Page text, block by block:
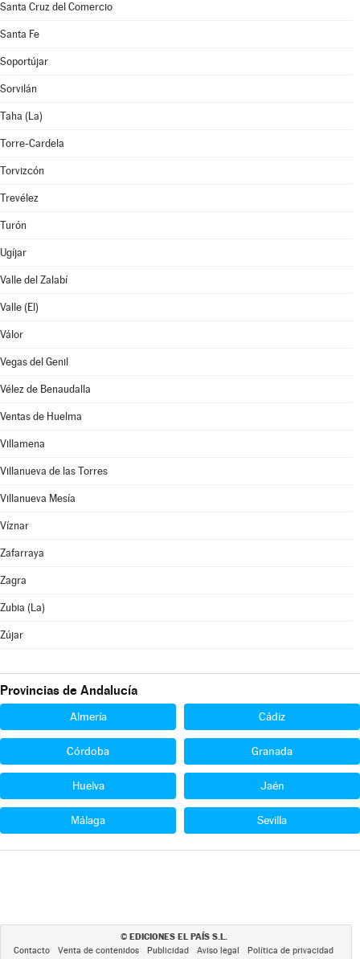
Santa Cruz del Comercio
Santa Fe
Soportújar
Sorvilán
Taha (La)
Torre-Cardela
Torvizcón
Trevélez
Turón
Ugíjar
Valle del Zalabí
Valle (El)
Válor
Vegas del Genil
Vélez de Benaudalla
Ventas de Huelma
Villamena
Villanueva de las Torres
Villanueva Mesía
Víznar
Zafarraya
Zagra
Zubia (La)
Zújar
Provincias de Andalucía
Almería Cádiz
Córdoba Granada
Huelva Jaén
Málaga Sevilla
© EDICIONES EL PAÍS S.L.
Contacto Venta de contenidos Publicidad Aviso legal Política de privacidad